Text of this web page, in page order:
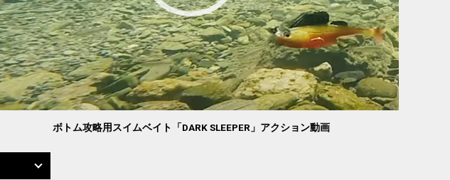
ボトム攻略用スイムベイト「DARK SLEEPER」アクション動画